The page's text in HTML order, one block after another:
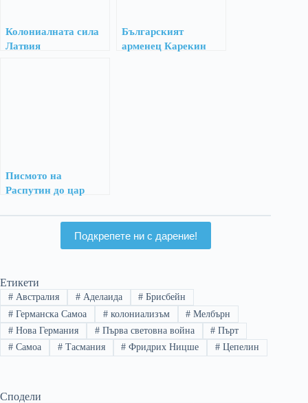
Колониалната сила
Латвия
Българският
арменец Карекин
Писмото на
Распутин до цар
защита на Сърбия
Подкрепете ни с дарение!
Етикети
#Австралия #Аделаида # Брисбейн
#Германска Самоа #колониализъм # Мелбърн
#Нова Германия #Първа световна война # Пърт
#Самоа #Тасмания # Фридрих Ницше # Цепелин
Сподели